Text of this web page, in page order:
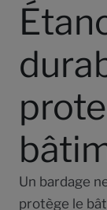
Un bardage
protège le